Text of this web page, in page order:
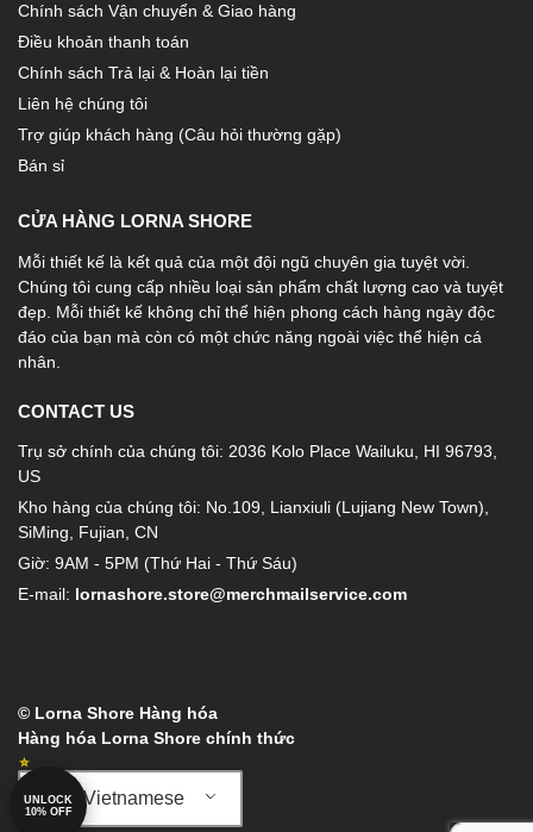
Chính sách Vận chuyển & Giao hàng
Điều khoản thanh toán
Chính sách Trả lại & Hoàn lại tiền
Liên hệ chúng tôi
Trợ giúp khách hàng (Câu hỏi thường gặp)
Bán sỉ
CỬA HÀNG LORNA SHORE
Mỗi thiết kế là kết quả của một đội ngũ chuyên gia tuyệt vời.
Chúng tôi cung cấp nhiều loại sản phẩm chất lượng cao và tuyệt
đẹp. Mỗi thiết kế không chỉ thể hiện phong cách hàng ngày độc
đáo của bạn mà còn có một chức năng ngoài việc thể hiện cá
nhân.
CONTACT US
Trụ sở chính của chúng tôi: 2036 Kolo Place Wailuku, HI 96793,
US
Kho hàng của chúng tôi: No.109, Lianxiuli (Lujiang New Town),
SiMing, Fujian, CN
Giờ: 9AM - 5PM (Thứ Hai - Thứ Sáu)
E-mail: lornashore.store@merchmailservice.com
© Lorna Shore Hàng hóa
Hàng hóa Lorna Shore chính thức
Vietnamese
UNLOCK
10% OFF